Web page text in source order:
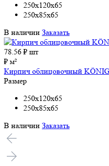
250x120x65
250x85x65
В наличии Заказать
78.56 ₽ шт
₽ м²
Кирпич облицовочный
Размер
250x120x65
250x85x65
В наличии Заказать